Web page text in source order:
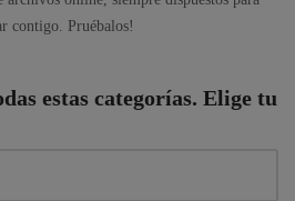
contigo. Pruébalos!
estas categorías. Elige tu